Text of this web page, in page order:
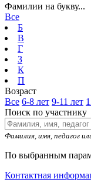
Фамилии на букву...
Все
Б
В
Г
З
К
П
Возраст
Все 6-8 лет 9-11 лет
Поиск по участнику
Фамилия, имя, педагог
По выбранным
Контактная